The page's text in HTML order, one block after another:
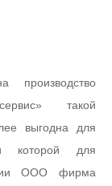
такой
выгодна для
которой для
ООО фирма